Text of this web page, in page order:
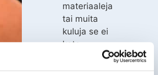
materiaaleja
tai muita
kuluja se ei
kata.
huolehtii